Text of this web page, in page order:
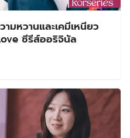
มหวานและเคมีเหนียว
ซีรีส์ออริจินัล